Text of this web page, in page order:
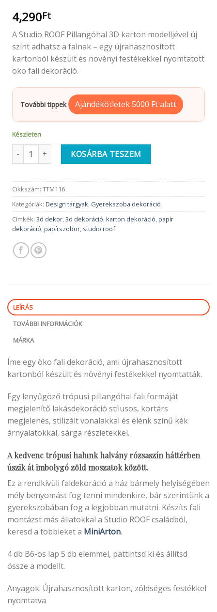
4,290Ft
A Studio ROOF Pillangóhal 3D karton modelljével új
színt adhatsz a falnak – egy újrahasznosított
kartonból készült és növényi festékekkel nyomtatott
öko fali dekoráció.
További tippek Ajándékötletek 5000 Ft alatt
Készleten
Studio Roof 3D pop up fali dekoráció | Pillangóhal mennyiség
KOSÁRBA TESZEM
Cikkszám: TTM116
Kategóriák: Design tárgyak, Gyerekszoba dekoráció
Címkék: 3d dekor,3d dekoráció,karton dekoráció,papír
dekoráció,papírszobor, studio roof
LEÍRÁS
TOVÁBBI INFORMÁCIÓK
MÁRKA
Íme egy öko fali dekoráció, ami újrahasznosított
kartonból készült és növényi festékekkel nyomtatták.
Egy lenyűgöző trópusi pillangóhal fali formáját
megjelenítő lakásdekoráció stílusos, kortárs
megjelenés, stilizált vonalakkal és élénk színű kék
árnyalatokkal, sárga részletekkel.
A kedvenc trópusi halunk halvány rózsaszín háttérben
úszik át imbolygó zöld moszatok között.
Ez a rendkívüli faldekoráció a ház bármely helyiségében
mély benyomást fog tenni mindenkire, bár szerintünk a
gyerekszobában fog a legjobban mutatni. Készíts fali
montázst más állatokkal a Studio ROOF családból,
keresd a többieket a MiniArton.
4 db B6-os lap 5 db elemmel, pattintsd ki és állítsd
össze a modellt.
Anyagok: Újrahasznosított karton, zöldséges festékkel
nyomtatva